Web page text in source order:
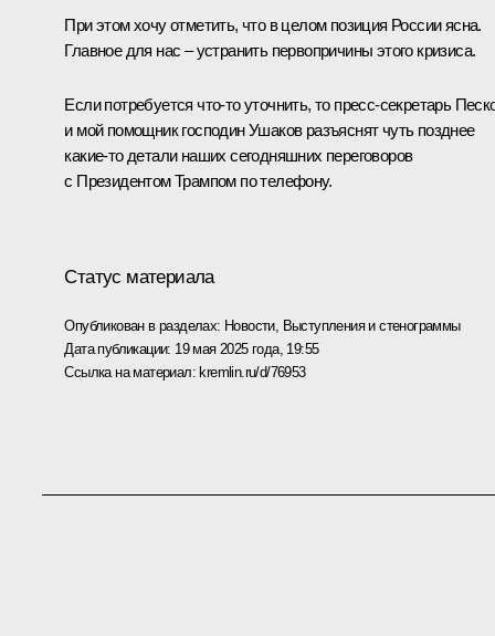
При этом хочу отметить, что в целом позиция России ясна.
Главное для нас – устранить первопричины этого кризиса.
Если потребуется что-то уточнить, то пресс-секретарь
и мой помощник господин Ушаков разъяснят чуть позднее
какие-то детали наших сегодняшних переговоров
с Президентом Трампом по телефону.
Статус материала
Опубликован в разделах: Новости, Выступления и стенограммы
Дата публикации: 19 мая 2025 года, 19:55
Ссылка на материал: kremlin.ru/d/76953